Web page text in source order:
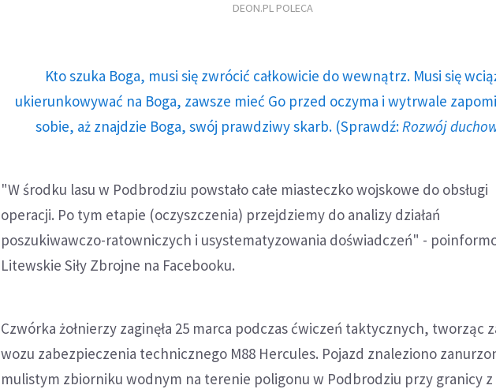
DEON.PL POLECA
Kto szuka Boga, musi się zwrócić całkowicie do wewnątrz. Musi się
ukierunkowywać na Boga, zawsze mieć Go przed oczyma i wytrwale
sobie, aż znajdzie Boga, swój prawdziwy skarb. (Sprawdź: Rozwój
"W środku lasu w Podbrodziu powstało całe miasteczko wojskowe do obsługi
operacji. Po tym etapie (oczyszczenia) przejdziemy do analizy działań
poszukiwawczo-ratowniczych i usystematyzowania doświadczeń" -
Litewskie Siły Zbrojne na Facebooku.
Czwórka żołnierzy zaginęła 25 marca podczas ćwiczeń taktycznych, tworząc
wozu zabezpieczenia technicznego M88 Hercules. Pojazd znaleziono
mulistym zbiorniku wodnym na terenie poligonu w Podbrodziu przy granicy z